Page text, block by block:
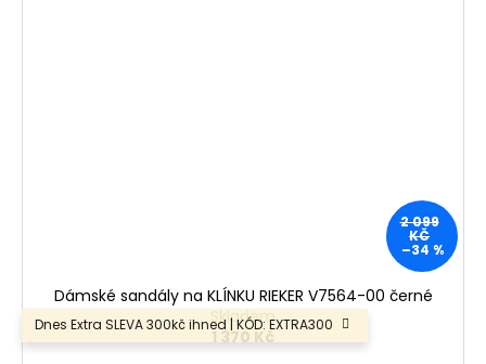
Dnes Extra SLEVA 300kč ihned | KÓD: EXTRA300
2 099
KČ
–34 %
Dámské sandály na KLÍNKU RIEKER V7564-00 černé
Skladem
1 370 Kč